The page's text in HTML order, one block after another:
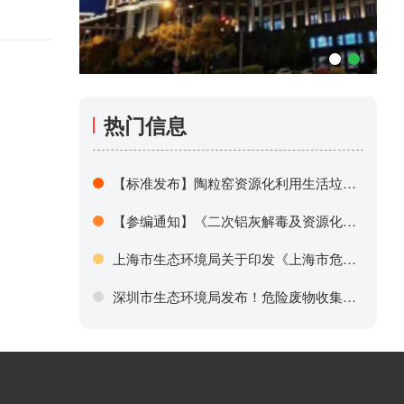
热门信息
【标准发布】陶粒窑资源化利用生活垃圾焚烧飞灰技术规范（内附电子版下载）
【参编通知】《二次铝灰解毒及资源化替代铝土矿技术规范》参编单位征集
上海市生态环境局关于印发《上海市危险废物填埋白名单》《上海市一般工业固废填埋白名单》的通知
深圳市生态环境局发布！危险废物收集许可证办理程序